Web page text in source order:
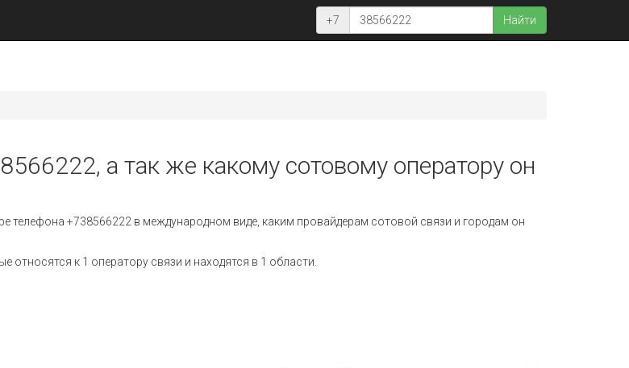
+7 Найти
а так же какому сотовому оператору он
+738566222 в международном виде, каким провайдерам сотовой связи и городам он
к 1 оператору связи и находятся в 1 области.